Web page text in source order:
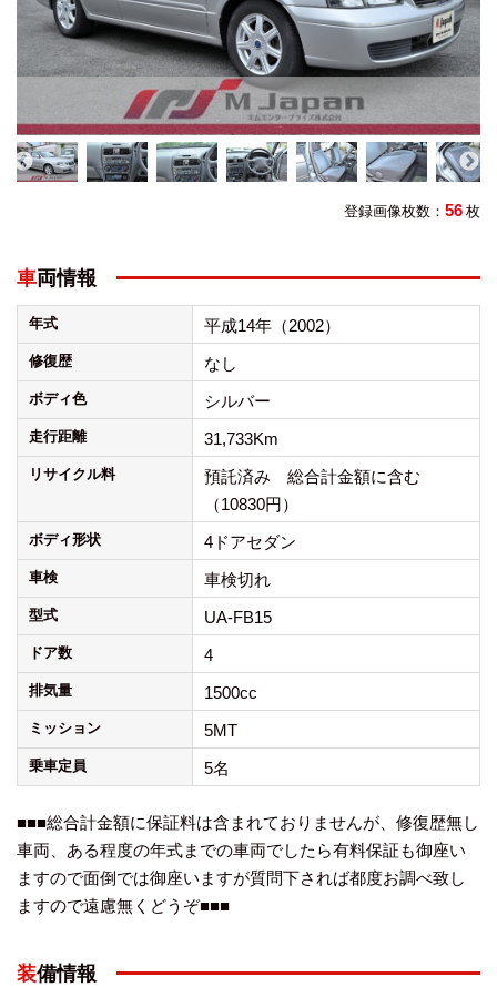
登録画像枚数： 56 枚
車両情報
年式 平成14年（2002）
修復歴 なし
ボディ色 シルバー
走行距離 31,733Km
リサイクル料
預託済み 総合計金額に含む
（10830円）
ボディ形状 4ドアセダン
車検 車検切れ
型式 UA-FB15
ドア数 4
排気量 1500cc
ミッション 5MT
乗車定員 5名
■■■総合計金額に保証料は含まれておりませんが、修復歴無し
車両、ある程度の年式までの車両でしたら有料保証も御座い
ますので面倒では御座いますが質問下されば都度お調べ致し
ますので遠慮無くどうぞ■■■
装備情報